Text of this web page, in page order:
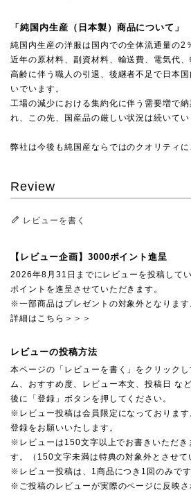
「純国内生産（日本製）商品について」
純国内生産の洋服は国内での全体流通量の2
近年の原材料、副資材料、輸送費、電気代、
高齢に伴う職人の引退、後継者不足で日本
いでいます。
工場の減少における集約化に伴う需要増で
れ、この先、国産品の厳しい状況は続いてい
弊社は今後も純国産ならではのクオリティに
Review
レビューを書く
【レビュー企画】3000ポイント進呈
2026年8月31日までにレビューを投稿して
ポイントを進呈させていただきます。
※一部商品はプレゼントの対象外となります
詳細はこちら＞＞＞
レビューの投稿方法
本ページの「レビューを書く」をクリック
ム、おすすめ度、レビュー本文、投稿日 な
後に「登録」ボタンを押してください。
※レビュー投稿は会員限定になっておりま
登録をお願いいたします。
※レビューは150文字以上でお書きいただき
す。（150文字未満は特典の対象外とさせて
※レビュー投稿は、1商品につき1回のみです
※ご投稿のレビューが実際のページに反映